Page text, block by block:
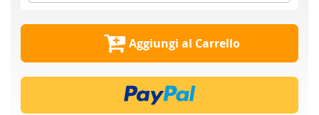
Aggiungi al Carrello